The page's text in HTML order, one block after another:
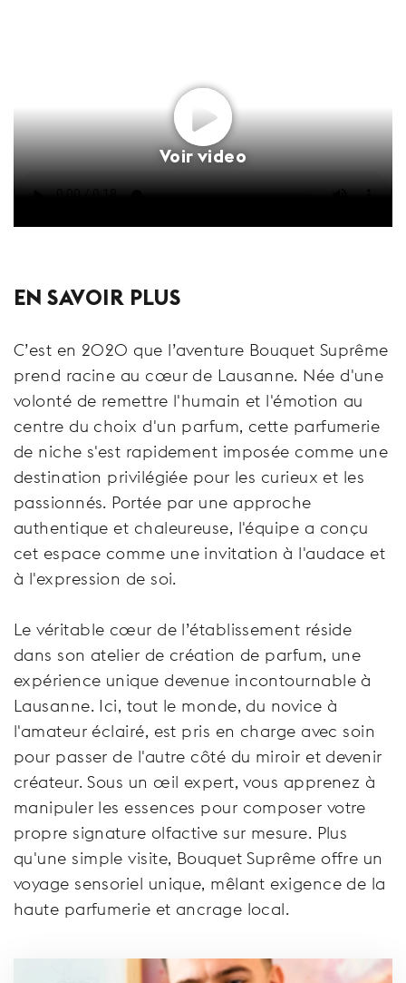
Voir video
EN SAVOIR PLUS
C’est en 2020 que l’aventure Bouquet Suprême
prend racine au cœur de Lausanne. Née d'une
volonté de remettre l'humain et l'émotion au
centre du choix d'un parfum, cette parfumerie
de niche s'est rapidement imposée comme une
destination privilégiée pour les curieux et les
passionnés. Portée par une approche
authentique et chaleureuse, l'équipe a conçu
cet espace comme une invitation à l'audace et
à l'expression de soi.
Le véritable cœur de l’établissement réside
dans son atelier de création de parfum, une
expérience unique devenue incontournable à
Lausanne. Ici, tout le monde, du novice à
l'amateur éclairé, est pris en charge avec soin
pour passer de l'autre côté du miroir et devenir
créateur. Sous un œil expert, vous apprenez à
manipuler les essences pour composer votre
propre signature olfactive sur mesure. Plus
qu'une simple visite, Bouquet Suprême offre un
voyage sensoriel unique, mêlant exigence de la
haute parfumerie et ancrage local.